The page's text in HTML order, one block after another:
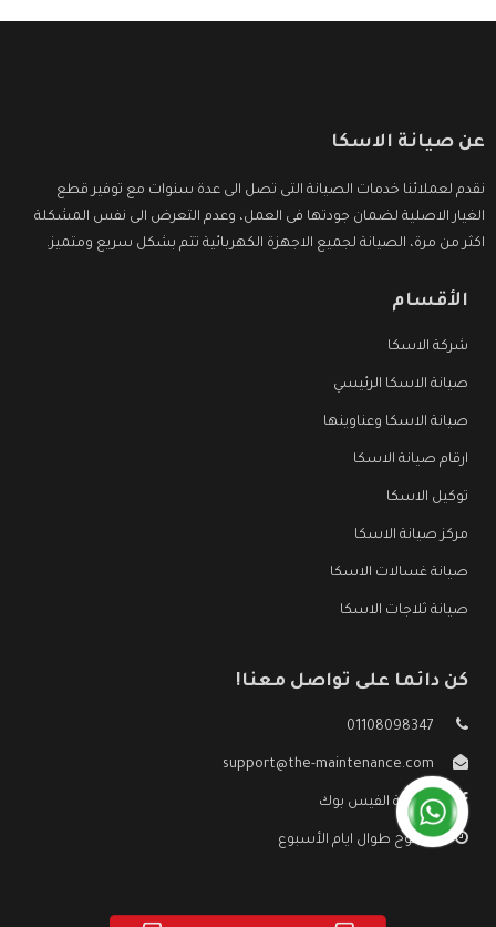
عن صيانة الاسكا
نقدم لعملائنا خدمات الصيانة التى تصل الى عدة سنوات مع توفير قطع
الغيار الاصلية لضمان جودتها فى العمل، وعدم التعرض الى نفس المشكلة
اكثر من مرة، الصيانة لجميع الاجهزة الكهربائية تتم بشكل سريع ومتميز.
الأقسام
شركة الاسكا
صيانة الاسكا الرئيسي
صيانة الاسكا وعناوينها
ارقام صيانة الاسكا
توكيل الاسكا
مركز صيانة الاسكا
صيانة غسالات الاسكا
صيانة ثلاجات الاسكا
كن دائما على تواصل معنا!
01108098347
support@the-maintenance.com
صفحة الفيس بوك
مفتوح طوال ايام الأسبوع